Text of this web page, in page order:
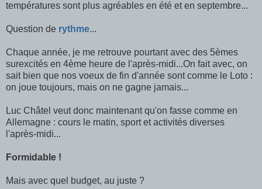
températures sont plus agréables en été et en septembre...
Question de rythme...
Chaque année, je me retrouve pourtant avec des 5èmes
surexcités en 4ème heure de l'après-midi...On fait avec, on
sait bien que nos voeux de fin d'année sont comme le Loto :
on joue toujours, mais on ne gagne jamais...
Luc Châtel veut donc maintenant qu'on fasse comme en
Allemagne : cours le matin, sport et activités diverses
l'après-midi...
Formidable !
Mais avec quel budget, au juste ?